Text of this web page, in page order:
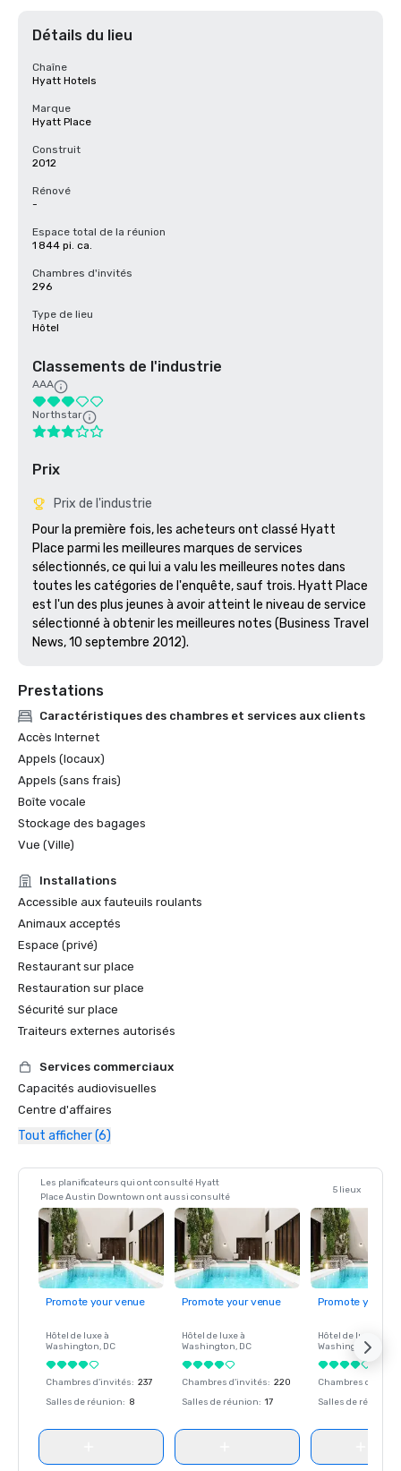
Détails du lieu
Chaîne
Hyatt Hotels
Marque
Hyatt Place
Construit
2012
Rénové
-
Espace total de la réunion
1 844 pi. ca.
Chambres d'invités
296
Type de lieu
Hôtel
Classements de l'industrie
AAA
Northstar
Prix
Prix de l'industrie
Pour la première fois, les acheteurs ont classé Hyatt
Place parmi les meilleures marques de services
sélectionnés, ce qui lui a valu les meilleures notes dans
toutes les catégories de l'enquête, sauf trois. Hyatt Place
est l'un des plus jeunes à avoir atteint le niveau de service
sélectionné à obtenir les meilleures notes (Business Travel
News, 10 septembre 2012).
Prestations
Caractéristiques des chambres et services aux clients
Accès Internet
Appels (locaux)
Appels (sans frais)
Boîte vocale
Stockage des bagages
Vue (Ville)
Installations
Accessible aux fauteuils roulants
Animaux acceptés
Espace (privé)
Restaurant sur place
Restauration sur place
Sécurité sur place
Traiteurs externes autorisés
Services commerciaux
Capacités audiovisuelles
Centre d'affaires
Tout afficher (6)
Les planificateurs qui ont consulté Hyatt
Place Austin Downtown ont aussi consulté
5 lieux
Promote your venue
Hôtel de luxe à
Washington, DC
Chambres d'invités: 237
Salles de réunion: 8
Promote your venue
Hôtel de luxe à
Washington, DC
Chambres d'invités: 220
Salles de réunion: 17
Promote your
Hôtel de luxe à
Washington
Chambres
Salles de réunion